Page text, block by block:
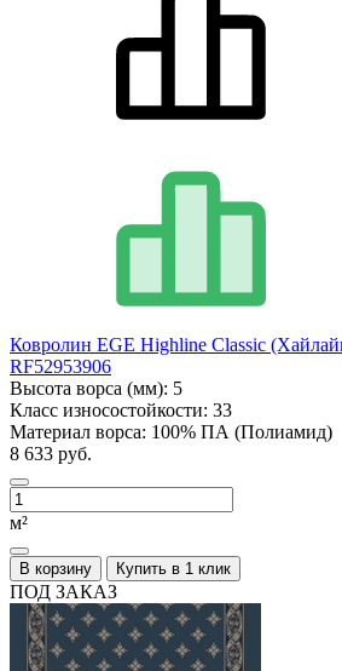
Ковролин EGE Highline Classic
RF52953906
Высота ворса (мм): 5
Класс износостойкости: 33
Материал ворса: 100% ПА (Полиамид)
8 633 руб.
м²
В корзину Купить в 1 клик
ПОД ЗАКАЗ